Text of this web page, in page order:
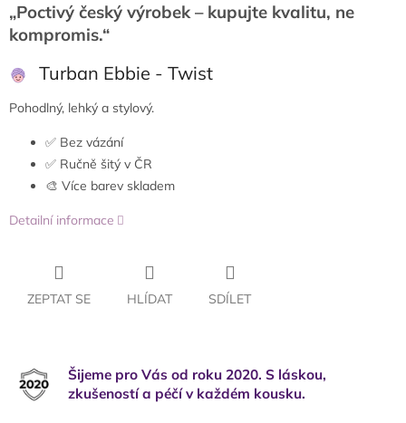
„Poctivý český výrobek – kupujte kvalitu, ne
kompromis.“
Turban Ebbie - Twist
Pohodlný, lehký a stylový.
✅ Bez vázání
✅ Ručně šitý v ČR
🎨 Více barev skladem
Detailní informace
ZEPTAT SE HLÍDAT SDÍLET
Šijeme pro Vás od roku 2020. S láskou,
zkušeností a péčí v každém kousku.